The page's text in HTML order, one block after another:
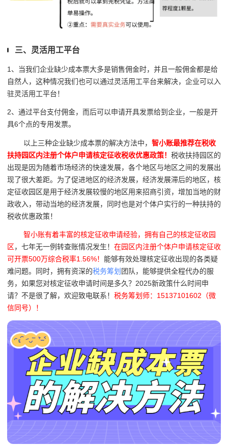
三、灵活用工平台
1、当我们企业缺少成本票大多是销售佣金时，并且一般佣金都是给
自然人，这种情况我们也可以通过灵活用工平台来解决，企业可以入
驻灵活用工平台！
2、通过平台支付佣金，而后可以申请开具发票给到企业，一般是开
具6个点的专用发票。
以上三种企业缺少成本票的解决方法中， 智小账最推荐在税收
扶持园区内注册个体户申请核定征收税收优惠政策！ 税收扶持园区的
出现是因为随着市场经济的快速发展，各个地区与地区之间的发展出
现了很大差距。为了促进地区的经济发展，经济发展滞后的地区，核
定征收园区是用于经济发展较慢的地区用来招商引资，增加当地的财
政收入，带动当地的经济发展，同时也是对个体户实行的一种扶持的
税收优惠政策！
智小账有着丰富的核定征收申请经验，拥有自己的核定征收园
区，七年无一例转查账情况发生！ 在园区内注册个体户申请核定征收
可开票500万综合税率1.56%！ 能够有效处理核定征收出现的各类疑
难问题。同时，拥有资深的税务筹划 团队，能够提供全程代办的服
务，如果您对核定征收申请时间是多久？2025新政策什么时间申
请？不是很了解，欢迎致电联系！ 税务筹划师：15137101602（微
信同号）！